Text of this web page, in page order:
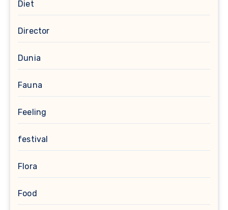
Diet
Director
Dunia
Fauna
Feeling
festival
Flora
Food